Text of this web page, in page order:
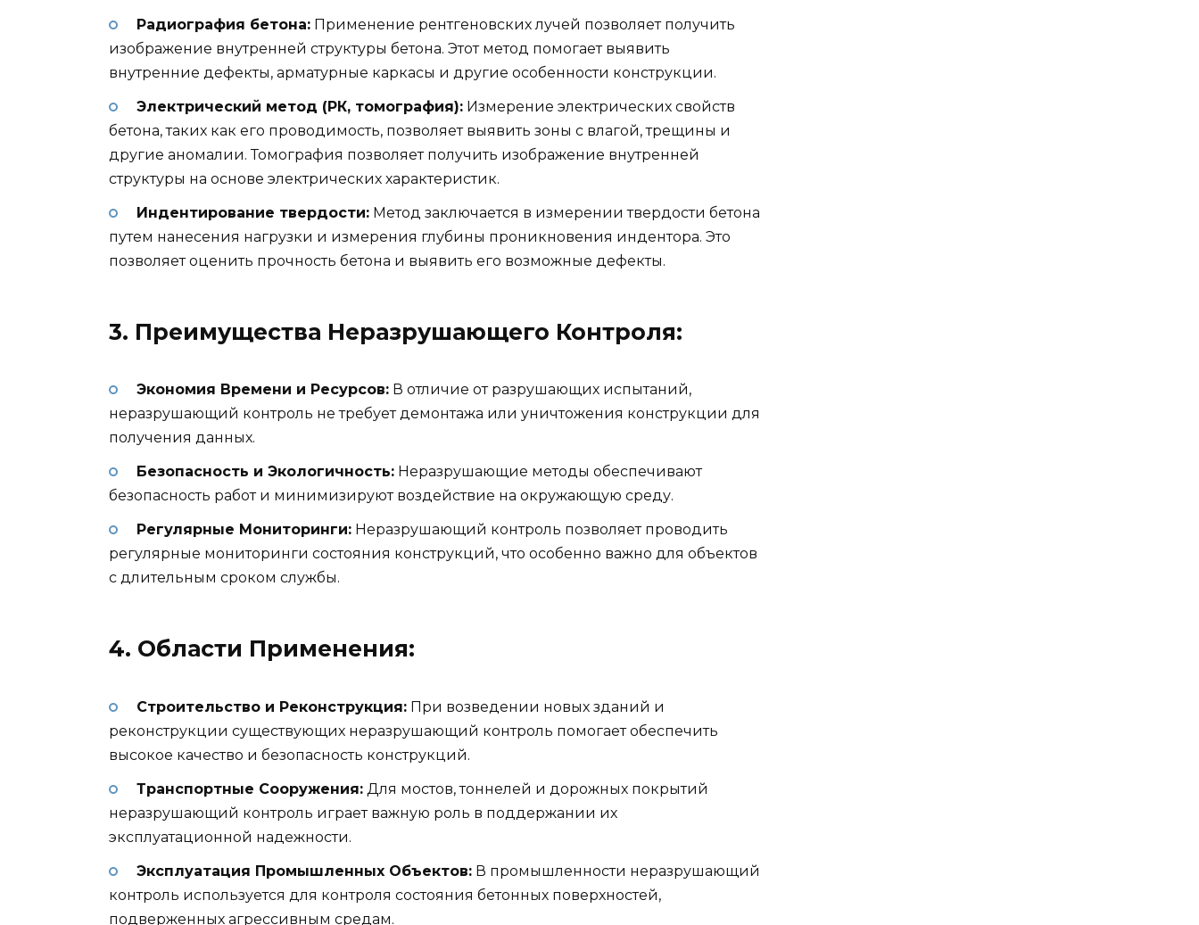
Радиография бетона:Применение рентгеновских лучей позволяет получить
изображение внутренней структуры бетона. Этот метод помогает выявить
внутренние дефекты, арматурные каркасы и другие особенности конструкции.
Электрический метод (РК, томография):Измерение электрических свойств
бетона, таких как его проводимость, позволяет выявить зоны с влагой, трещины и
другие аномалии. Томография позволяет получить изображение внутренней
структуры на основе электрических характеристик.
Индентирование твердости:Метод заключается в измерении твердости бетона
путем нанесения нагрузки и измерения глубины проникновения индентора. Это
позволяет оценить прочность бетона и выявить его возможные дефекты.
3. Преимущества Неразрушающего Контроля:
Экономия Времени и Ресурсов:В отличие от разрушающих испытаний,
неразрушающий контроль не требует демонтажа или уничтожения конструкции для
получения данных.
Безопасность и Экологичность:Неразрушающие методы обеспечивают
безопасность работ и минимизируют воздействие на окружающую среду.
Регулярные Мониторинги:Неразрушающий контроль позволяет проводить
регулярные мониторинги состояния конструкций, что особенно важно для объектов
с длительным сроком службы.
4. Области Применения:
Строительство и Реконструкция:При возведении новых зданий и
реконструкции существующих неразрушающий контроль помогает обеспечить
высокое качество и безопасность конструкций.
Транспортные Сооружения:Для мостов, тоннелей и дорожных покрытий
неразрушающий контроль играет важную роль в поддержании их
эксплуатационной надежности.
Эксплуатация Промышленных Объектов:В промышленности неразрушающий
контроль используется для контроля состояния бетонных поверхностей,
подверженных агрессивным средам.